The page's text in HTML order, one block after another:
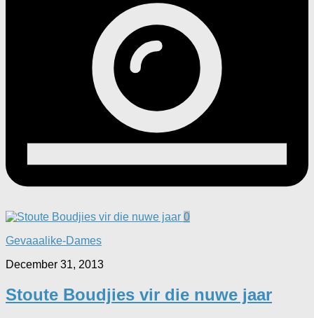
0
Gevaaalike-Dames
December 31, 2013
Stoute Boudjies vir die nuwe jaar